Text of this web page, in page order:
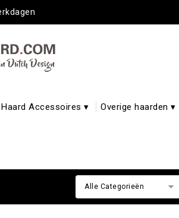
Haard Accessoires ▾ Overige haarden ▾
Alle Categorieën